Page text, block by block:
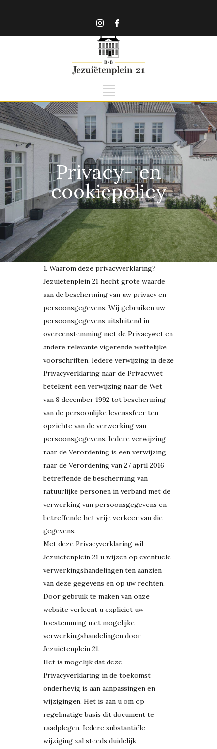
Privacy- en
cookiepolicy
1. Waarom deze privacyverklaring?
Jezuiëtenplein 21 hecht grote waarde
aan de bescherming van uw privacy en
persoonsgegevens. Wij gebruiken uw
persoonsgegevens uitsluitend in
overeenstemming met de Privacywet en
andere relevante vigerende wettelijke
voorschriften. Iedere verwijzing in deze
Privacyverklaring naar de Privacywet
betekent een verwijzing naar de Wet
van 8 december 1992 tot bescherming
van de persoonlijke levenssfeer ten
opzichte van de verwerking van
persoonsgegevens. Iedere verwijzing
naar de Verordening is een verwijzing
naar de Verordening van 27 april 2016
betreffende de bescherming van
natuurlijke personen in verband met de
verwerking van persoonsgegevens en
betreffende het vrije verkeer van die
gegevens.
Met deze Privacyverklaring wil
Jezuiëtenplein 21 u wijzen op eventuele
verwerkingshandelingen ten aanzien
van deze gegevens en op uw rechten.
Door gebruik te maken van onze
website verleent u expliciet uw
toestemming met mogelijke
verwerkingshandelingen door
Jezuiëtenplein 21.
Het is mogelijk dat deze
Privacyverklaring in de toekomst
onderhevig is aan aanpassingen en
wijzigingen. Het is aan u om op
regelmatige basis dit document te
raadplegen. Iedere substantiële
wijziging zal steeds duidelijk